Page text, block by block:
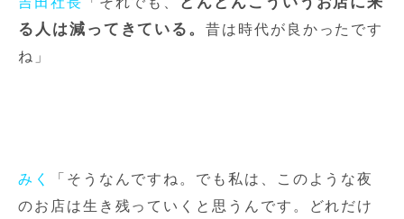
る人は減ってきている。昔は時代が良かったです
ね」
みく
「そうなんですね。でも私は、このような夜
のお店は生き残っていくと思うんです。どれだけ